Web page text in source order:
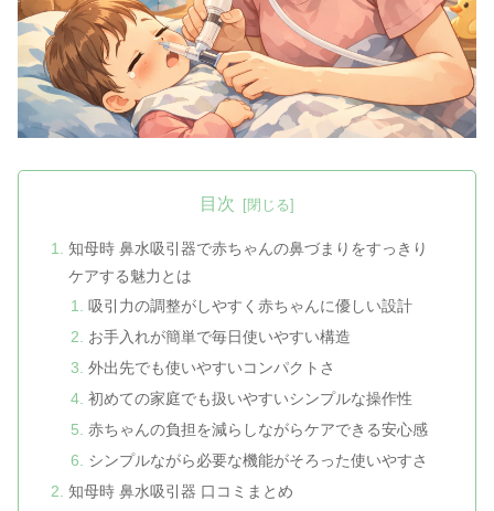
目次
知母時 鼻水吸引器で赤ちゃんの鼻づまりをすっきり
ケアする魅力とは
吸引力の調整がしやすく赤ちゃんに優しい設計
お手入れが簡単で毎日使いやすい構造
外出先でも使いやすいコンパクトさ
初めての家庭でも扱いやすいシンプルな操作性
赤ちゃんの負担を減らしながらケアできる安心感
シンプルながら必要な機能がそろった使いやすさ
知母時 鼻水吸引器 口コミまとめ